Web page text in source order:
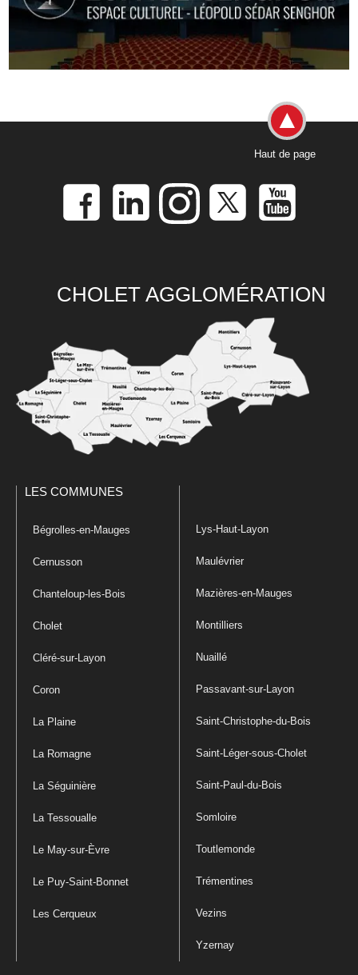
Haut de page
CHOLET AGGLOMÉRATION
LES COMMUNES
Bégrolles-en-Mauges
Cernusson
Chanteloup-les-Bois
Cholet
Cléré-sur-Layon
Coron
La Plaine
La Romagne
La Séguinière
La Tessoualle
Le May-sur-Èvre
Le Puy-Saint-Bonnet
Les Cerqueux
Lys-Haut-Layon
Maulévrier
Mazières-en-Mauges
Montilliers
Nuaillé
Passavant-sur-Layon
Saint-Christophe-du-Bois
Saint-Léger-sous-Cholet
Saint-Paul-du-Bois
Somloire
Toutlemonde
Trémentines
Vezins
Yzernay